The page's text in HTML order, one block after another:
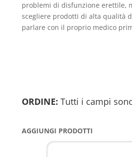
problemi di disfunzione erettile,
scegliere prodotti di alta qualità
parlare con il proprio medico
ORDINE: Tutti i campi
AGGIUNGI PRODOTTI